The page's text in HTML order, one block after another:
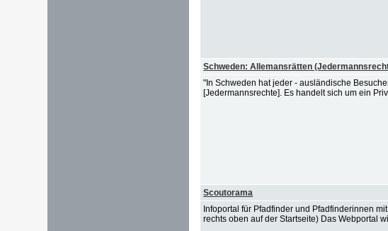
Schweden: Allemansrätten
"In Schweden hat jeder - ausländische
[Jedermannsrechte]. Es handelt sich um ein
Scoutorama
Infoportal für Pfadfinder und Pfadfinderinnen
rechts oben auf der Startseite) Das Webportal